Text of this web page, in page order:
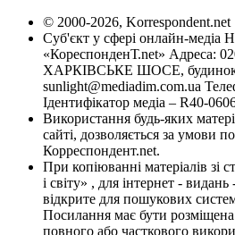
© 2000-2026, Korrespondent.net
Суб'єкт у сфері онлайн-медіа
«КореспонденТ.net» Адреса:
ХАРКІВСЬКЕ ШОСЕ, будинок
sunlight@mediadim.com.ua
Ідентифікатор медіа – R40-
Використання будь-яких
сайті, дозволяється за умови
Корреспондент.net.
При копіюванні матеріалів зі
і світу» , для інтернет -
відкрите для пошукових
Посилання має бути розміщена
повного або часткового